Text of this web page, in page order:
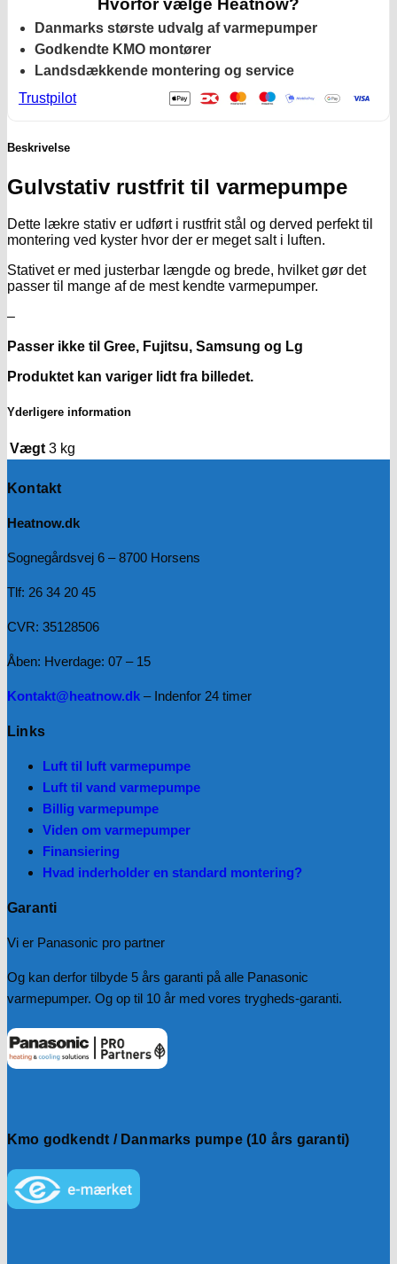
Hvorfor vælge Heatnow?
Danmarks største udvalg af varmepumper
Godkendte KMO montører
Landsdækkende montering og service
Trustpilot
Beskrivelse
Gulvstativ rustfrit til varmepumpe
Dette lækre stativ er udført i rustfrit stål og derved perfekt til
montering ved kyster hvor der er meget salt i luften.
Stativet er med justerbar længde og brede, hvilket gør det
passer til mange af de mest kendte varmepumper.
–
Passer ikke til Gree, Fujitsu, Samsung og Lg
Produktet kan variger lidt fra billedet.
Yderligere information
Vægt 3 kg
Kontakt
Heatnow.dk
Sognegårdsvej 6 – 8700 Horsens
Tlf: 26 34 20 45
CVR: 35128506
Åben: Hverdage: 07 – 15
Kontakt@heatnow.dk – Indenfor 24 timer
Links
Luft til luft varmepumpe
Luft til vand varmepumpe
Billig varmepumpe
Viden om varmepumper
Finansiering
Hvad inderholder en standard montering?
Garanti
Vi er Panasonic pro partner
Og kan derfor tilbyde 5 års garanti på alle Panasonic
varmepumper. Og op til 10 år med vores trygheds-garanti.
Kmo godkendt / Danmarks pumpe (10 års garanti)